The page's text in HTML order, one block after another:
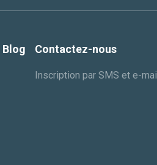
Blog Contactez-nous
Inscription par SMS et e-mail